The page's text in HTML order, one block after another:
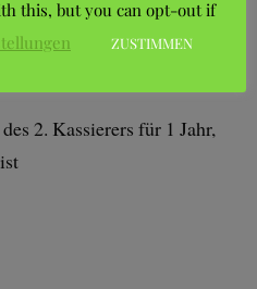
2. Kassierers für 1 Jahr,
this, but you can opt-out if
ZUSTIMMEN